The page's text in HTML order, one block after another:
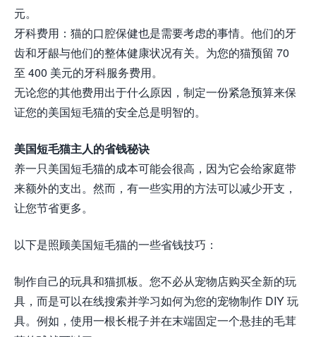
元。
牙科费用：猫的口腔保健也是需要考虑的事情。他们的牙
齿和牙龈与他们的整体健康状况有关。为您的猫预留 70
至 400 美元的牙科服务费用。
无论您的其他费用出于什么原因，制定一份紧急预算来保
证您的美国短毛猫的安全总是明智的。
美国短毛猫主人的省钱秘诀
养一只美国短毛猫的成本可能会很高，因为它会给家庭带
来额外的支出。然而，有一些实用的方法可以减少开支，
让您节省更多。
以下是照顾美国短毛猫的一些省钱技巧：
制作自己的玩具和猫抓板。您不必从宠物店购买全新的玩
具，而是可以在线搜索并学习如何为您的宠物制作 DIY 玩
具。例如，使用一根长棍子并在末端固定一个悬挂的毛茸